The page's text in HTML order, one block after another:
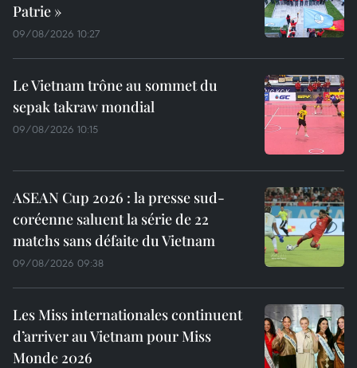
Patrie »
09/08/2026 10:27
Le Vietnam trône au sommet du
sepak takraw mondial
09/08/2026 10:15
ASEAN Cup 2026 : la presse sud-
coréenne saluent la série de 22
matchs sans défaite du Vietnam
09/08/2026 09:38
Les Miss internationales continuent
d’arriver au Vietnam pour Miss
Monde 2026